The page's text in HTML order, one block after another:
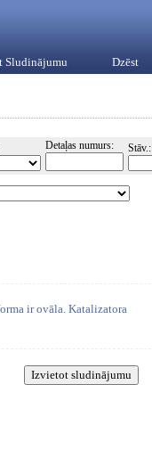
Sludinājumu Dzēst
Detaļas numurs: Stāv.:
ir ovāla. Katalizatora